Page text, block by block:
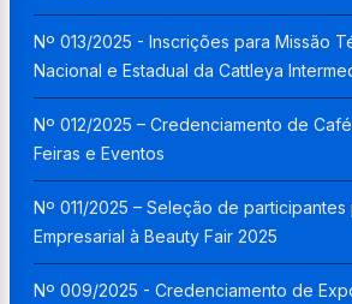
Nº 013/2025 - Inscrições para Missão
Nacional e Estadual da Cattleya
Nº 012/2025 – Credenciamento de
Feiras e Eventos
Nº 011/2025 – Seleção de participantes
Empresarial à Beauty Fair 2025
Nº 009/2025 - Credenciamento de